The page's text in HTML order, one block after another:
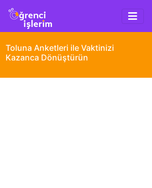
Toluna Anketleri ile Vaktinizi
Kazanca Dönüştürün